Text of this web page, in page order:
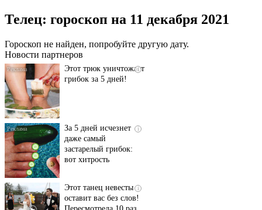
Телец: гороскоп на 11 декабря 2021
Гороскоп не найден, попробуйте другую дату.
Новости партнеров
запущенный грибок
исчезнет с корнем,
i
Этот трюк уничтожает
грибок за 5 дней!
i
За 5 дней исчезнет
даже самый
застарелый грибок:
вот хитрость
i
Этот танец невесты
оставит вас без слов!
Пересмотрела 10 раз